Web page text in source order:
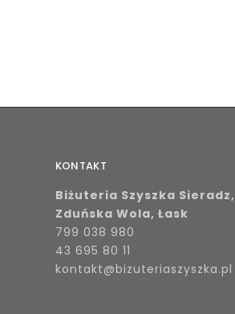
KONTAKT
Biżuteria Szyszka Sieradz,
Zduńska Wola, Łask
799 038 980
43 695 80 11
kontakt@bizuteriaszyszka.pl